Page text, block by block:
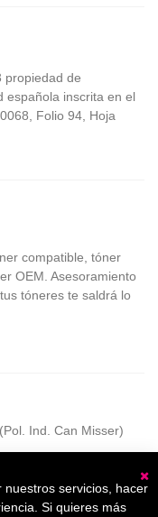
propiedad de
española inscrita en el
Folio 94, Hoja
compatible, tóner
OEM. Asesoramiento
tóneres te saldrá lo
Ind. Can Misser)
servicios, hacer
Si quieres más